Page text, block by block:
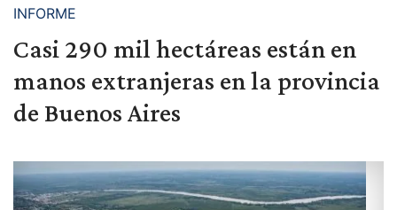
INFORME
Casi 290 mil hectáreas están en
manos extranjeras en la provincia
de Buenos Aires